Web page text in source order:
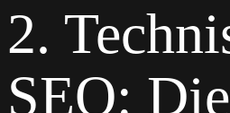
2.
SEO: